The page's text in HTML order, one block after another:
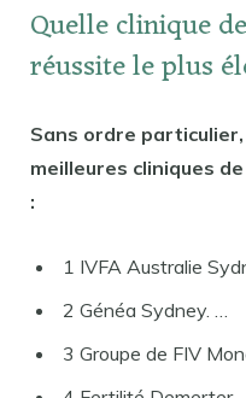
Quelle clinique
réussite le plus
Sans ordre
meilleures cliniques
:
1 IVFA Australie
2 Généa Sydney. …
3 Groupe de FIV